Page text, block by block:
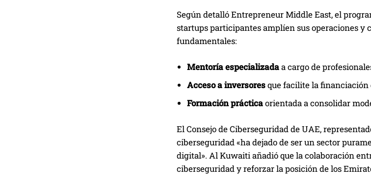
Según detalló Entrepreneur Middle East, el
startups participantes amplíen sus operaciones y
fundamentales:
Mentoría especializadaa cargo de
Acceso a inversoresque facilite la
Formación prácticaorientada a consolidar
El Consejo de Ciberseguridad de UAE,
ciberseguridad «ha dejado de ser un sector
digital». Al Kuwaiti añadió que la colaboración
ciberseguridad y reforzar la posición de los